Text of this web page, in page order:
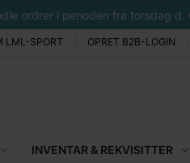
ordrer i perioden fra torsdag
LML-SPORT OPRET B2B-LOGIN
INVENTAR & REKVISITTER